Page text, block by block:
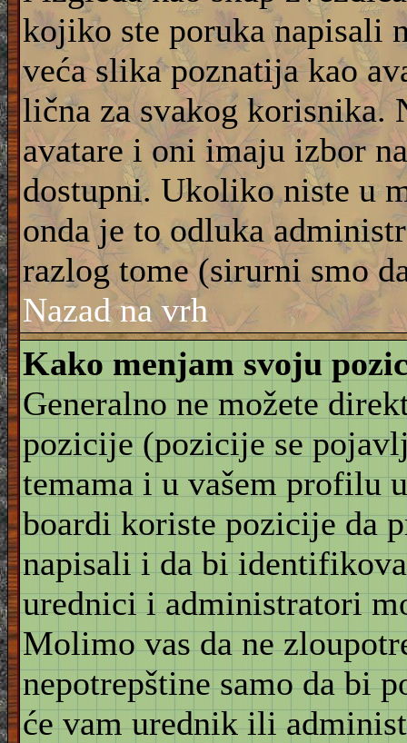
kojiko ste poruka napisali
veća slika poznatija kao
lična za svakog korisnika.
avatare i oni imaju izbor
dostupni. Ukoliko niste u
onda je to odluka
razlog tome (sirurni smo
Nazad na vrh
Kako menjam svoju
Generalno ne možete
pozicije (pozicije se
temama i u vašem profilu
boardi koriste pozicije da
napisali i da bi
urednici i administratori
Molimo vas da ne
nepotrepštine samo da bi
će vam urednik ili